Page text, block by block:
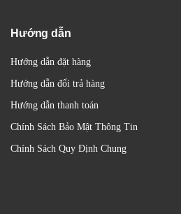
Hướng dẫn
Hướng dẫn đặt hàng
Hướng dẫn đổi trả hàng
Hướng dẫn thanh toán
Chính Sách Bảo Mật Thông Tin
Chính Sách Quy Định Chung